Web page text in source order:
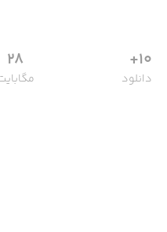
10+
دانلود
28